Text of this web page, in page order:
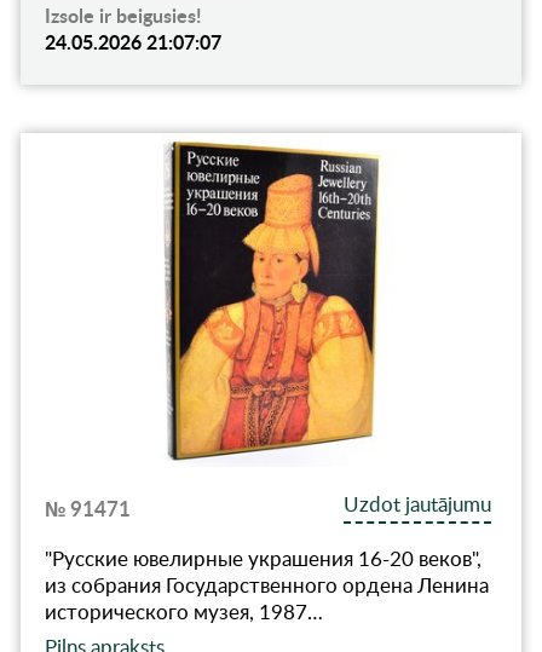
Izsole ir beigusies!
24.05.2026 21:07:07
№ 91471
Uzdot jautājumu
"Русские ювелирные украшения 16-20 веков",
из собрания Государственного ордена Ленина
исторического музея, 1987…